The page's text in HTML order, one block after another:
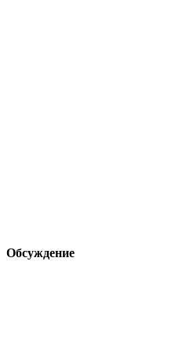
Обсуждение